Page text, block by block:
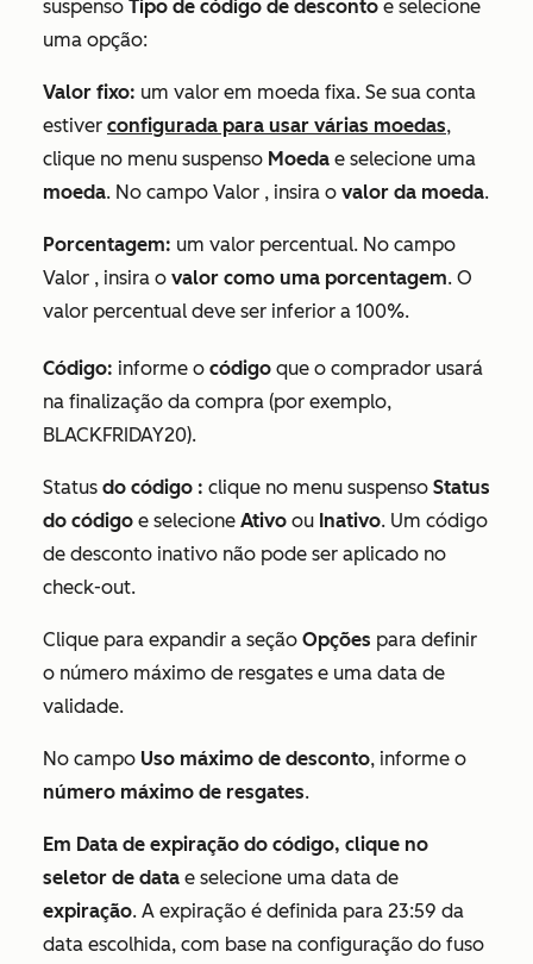
suspenso Tipo de código de desconto e selecione
uma opção:
Valor fixo: um valor em moeda fixa. Se sua conta
estiver configurada para usar várias moedas,
clique no menu suspenso Moeda e selecione uma
moeda. No campo Valor , insira o valor da moeda.
Porcentagem: um valor percentual. No campo
Valor , insira o valor como uma porcentagem. O
valor percentual deve ser inferior a 100%.
Código: informe o código que o comprador usará
na finalização da compra (por exemplo,
BLACKFRIDAY20).
Status do código : clique no menu suspenso Status
do código e selecione Ativo ou Inativo. Um código
de desconto inativo não pode ser aplicado no
check-out.
Clique para expandir a seção Opções para definir
o número máximo de resgates e uma data de
validade.
No campo Uso máximo de desconto, informe o
número máximo de resgates.
Em Data de expiração do código, clique no
seletor de data e selecione uma data de
expiração. A expiração é definida para 23:59 da
data escolhida, com base na configuração do fuso